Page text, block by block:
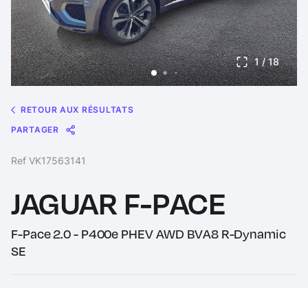
1/ 18
RETOUR AUX RÉSULTATS
PARTAGER
Message
Messenger
Link
Ref VK17563141
JAGUAR F-PACE
F-Pace 2.0 - P400e PHEV AWD BVA8 R-Dynamic
SE